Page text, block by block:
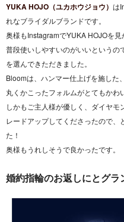
YUKA HOJO（ユカホウジョウ） は
れなブライダルブランドです。
奥様もInstagramでYUKA HOJOを見
普段使いしやすいのがいいというの
を選んできただきました。
Bloomは、ハンマー仕上げを施した
丸くかこったフォルムがとてもかわ
しかもご主人様が優しく、ダイヤ
レードアップしてくださったので、
た！
奥様もうれしそうで良かったです。
婚約指輪のお返しにとグラ